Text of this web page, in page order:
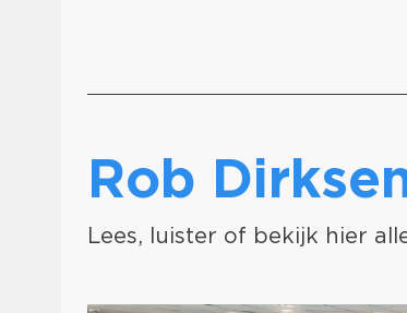
Rob
Lees, luister of bekijk hier